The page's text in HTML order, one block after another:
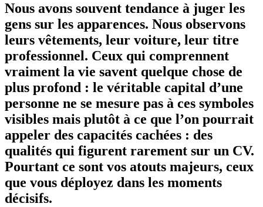
Nous avons souvent tendance à juger les
gens sur les apparences. Nous observons
leurs vêtements, leur voiture, leur titre
professionnel. Ceux qui comprennent
vraiment la vie savent quelque chose de
plus profond : le véritable capital d’une
personne ne se mesure pas à ces symboles
visibles mais plutôt à ce que l’on pourrait
appeler des capacités cachées : des
qualités qui figurent rarement sur un CV.
Pourtant ce sont vos atouts majeurs, ceux
que vous déployez dans les moments
décisifs.